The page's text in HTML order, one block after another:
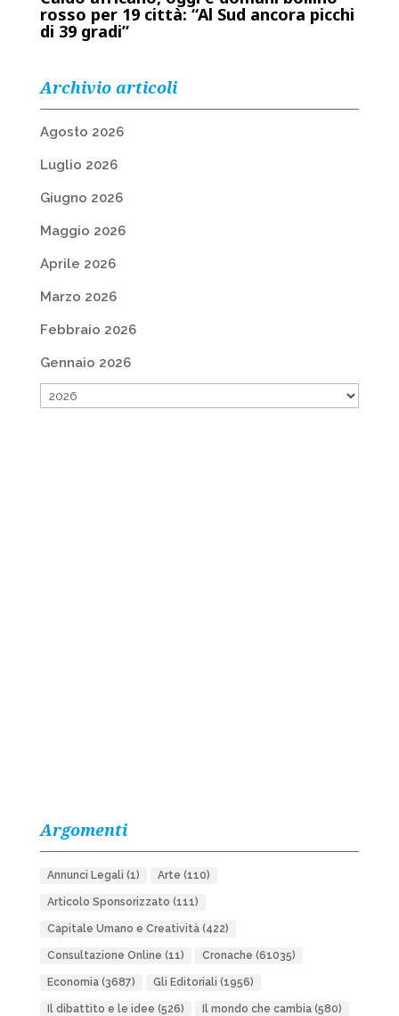
rosso per 19 città: “Al Sud ancora picchi
di 39 gradi”
Archivio articoli
Agosto 2026
Luglio 2026
Giugno 2026
Maggio 2026
Aprile 2026
Marzo 2026
Febbraio 2026
Gennaio 2026
Argomenti
Annunci Legali (1) Arte (110)
Articolo Sponsorizzato (111)
Capitale Umano e Creatività(422)
Consultazione Online (11) Cronache (61035)
Economia(3687) Gli Editoriali (1956)
Il dibattito e le idee (526) Il mondo che cambia(580)